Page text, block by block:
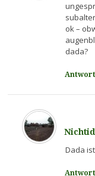
ok –
dada?
Dada